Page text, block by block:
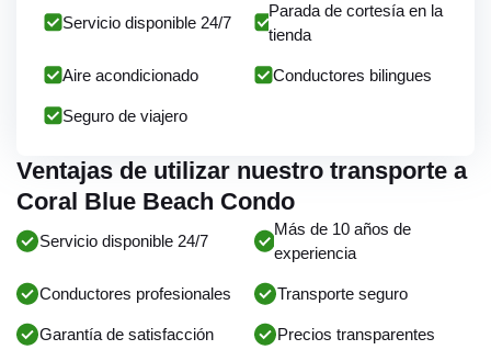
Servicio disponible 24/7
Parada de cortesía en la
tienda
Aire acondicionado Conductores bilingues
Seguro de viajero
Ventajas de utilizar nuestro transporte a
Coral Blue Beach Condo
Servicio disponible 24/7
Más de 10 años de
experiencia
Conductores profesionales Transporte seguro
Garantía de satisfacción Precios transparentes